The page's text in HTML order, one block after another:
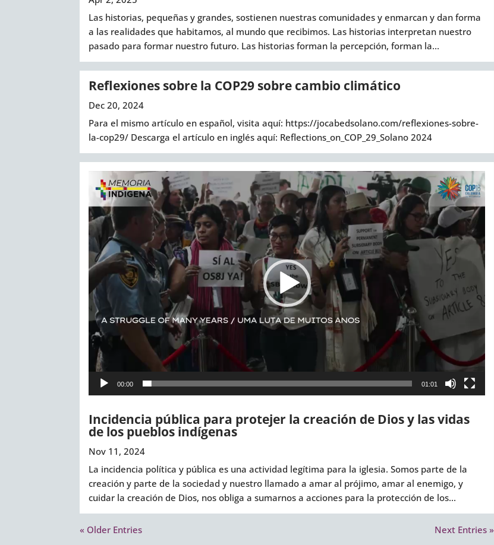
Las historias, pequeñas y grandes, sostienen nuestras comunidades y enmarcan y dan forma
a las realidades que habitamos, al mundo que recibimos. Las historias interpretan nuestro
pasado para formar nuestro futuro. Las historias forman la percepción, forman la...
Reflexiones sobre la COP29 sobre cambio climático
Dec 20, 2024
Para el mismo artículo en español, visita aquí: https://jocabedsolano.com/reflexiones-sobre-
la-cop29/ Descarga el artículo en inglés aquí: Reflections_on_COP_29_Solano 2024
Video
Player
00:00 01:01
Incidencia pública para protejer la creación de Dios y las vidas
de los pueblos indígenas
Nov 11, 2024
La incidencia política y pública es una actividad legítima para la iglesia. Somos parte de la
creación y parte de la sociedad y nuestro llamado a amar al prójimo, amar al enemigo, y
cuidar la creación de Dios, nos obliga a sumarnos a acciones para la protección de los...
« Older Entries Next Entries »